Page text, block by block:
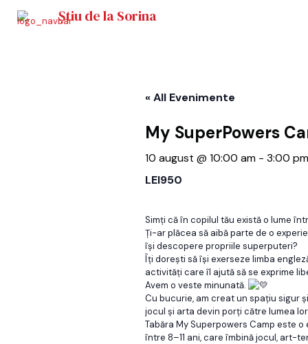
Știu de la Sorina
« All Evenimente
My SuperPowers
10 august @ 10:00 am- 3:00 pm
LEI950
Simți că în copilul tău există o lume
Ți-ar plăcea să aibă parte de o
își descopere propriile superputeri?
Îți dorești să își exerseze limba
activități care îl ajută să se exprime
Avem o veste minunată.
Cu bucurie, am creat un spațiu sigur
jocul și arta devin porți către lumea
Tabăra My Superpowers Camp este
între 8–11 ani, care îmbină jocul, art-